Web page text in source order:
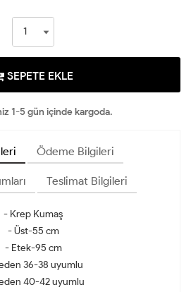
SEPETE EKLE
1-5 gün içinde kargoda.
Ödeme Bilgileri
Teslimat Bilgileri
- Krep Kumaş
- Üst-55 cm
- Etek-95 cm
36-38 uyumlu
40-42 uyumlu